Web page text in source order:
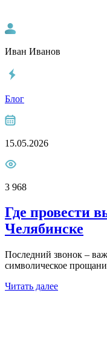
Иван Иванов
Блог
15.05.2026
3 968
Где провести
Челябинске
Последний звонок –
символическое
Читать далее